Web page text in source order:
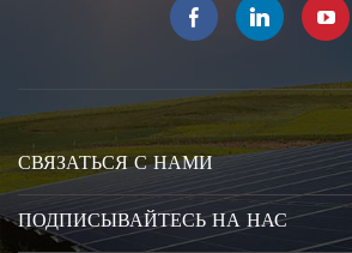
СВЯЗАТЬСЯ С НАМИ
ПОДПИСЫВАЙТЕСЬ НА НАС